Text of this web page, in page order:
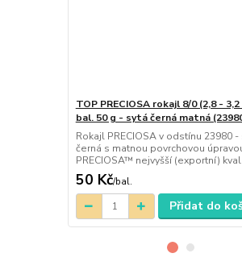
TOP PRECIOSA rokajl 8/0 (2,8 - 3,2
bal. 50 g - sytá černá matná
Rokajl PRECIOSA v odstínu 23980 -
černá s matnou povrchovou
PRECIOSA™ nejvyšší (exportní)
50 Kč/bal.
Přidat do